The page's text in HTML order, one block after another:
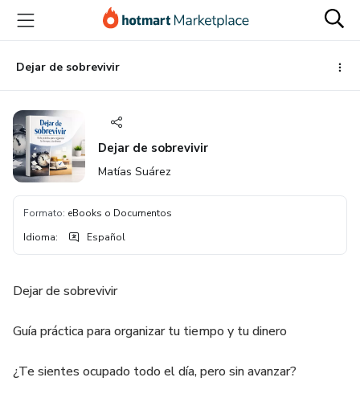
principal
página
de
página
Dejar de sobrevivir
Dejar de sobrevivir
Matías Suárez
Formato: eBooks o Documentos
Idioma: Español
Dejar de sobrevivir
Guía práctica para organizar tu tiempo y tu dinero
¿Te sientes ocupado todo el día, pero sin avanzar?